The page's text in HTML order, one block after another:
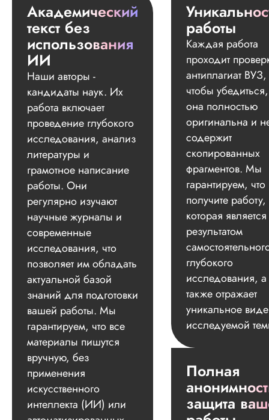
Академический
текст без
использования
ИИ
Наши авторы -
кандидаты наук. Их
работа включает
проведение глубокого
исследования, анализ
литературы и
грамотное написание
работы. Они
регулярно изучают
научные журналы и
современные
исследования, что
позволяет им обладать
актуальной базой
знаний для подготовки
вашей работы. Мы
гарантируем, что все
материалы пишутся
вручную, без
применения
искусственного
интеллекта (ИИ) или
работы
Каждая работа
проходит
антиплагиат ВУЗ,
чтобы
она полностью
оригинальна и
содержит
скопированных
фрагментов. Мы
гарантируем,
получите работу,
которая является
результатом
глубокого
исследования, а
также отражает
уникальное
исследуемой
Полная
защита